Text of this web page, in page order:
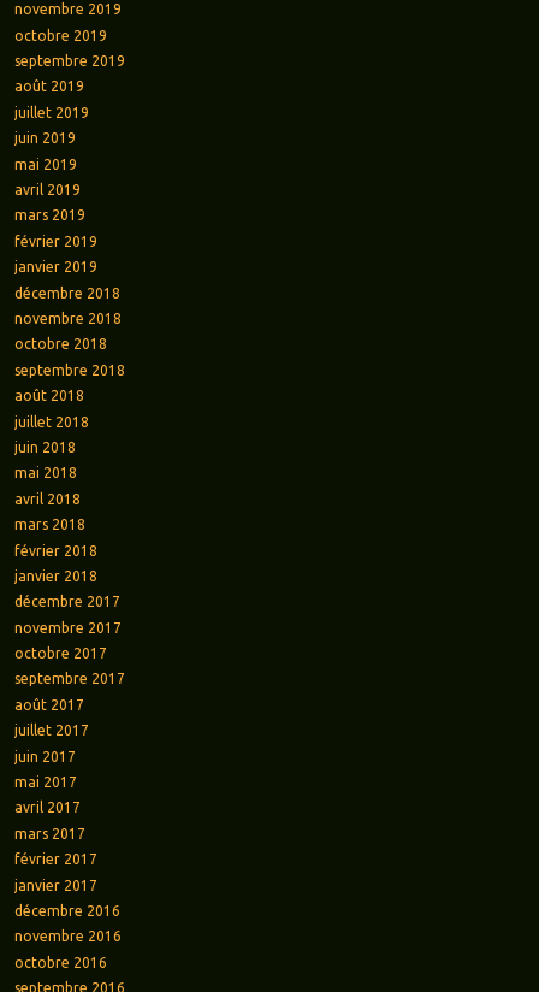
novembre 2019
octobre 2019
septembre 2019
août 2019
juillet 2019
juin 2019
mai 2019
avril 2019
mars 2019
février 2019
janvier 2019
décembre 2018
novembre 2018
octobre 2018
septembre 2018
août 2018
juillet 2018
juin 2018
mai 2018
avril 2018
mars 2018
février 2018
janvier 2018
décembre 2017
novembre 2017
octobre 2017
septembre 2017
août 2017
juillet 2017
juin 2017
mai 2017
avril 2017
mars 2017
février 2017
janvier 2017
décembre 2016
novembre 2016
octobre 2016
septembre 2016